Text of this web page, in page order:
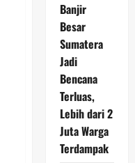
Banjir
Besar
Sumatera
Jadi
Bencana
Terluas,
Lebih dari 2
Juta Warga
Terdampak